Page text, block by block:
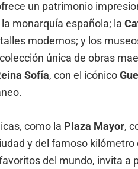
un patrimonio
monarquía española; la
modernos; y los
única de obras
Sofía, con el icónico
como la Plaza Mayor,
y del famoso kilómetro
del mundo, invita a